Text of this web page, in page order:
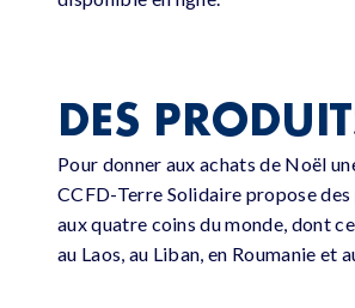
DES
Pour donner aux achats de Noël
CCFD-Terre Solidaire propose
aux quatre coins du monde, dont
au Laos, au Liban, en Roumanie et